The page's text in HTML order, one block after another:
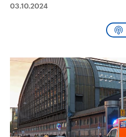
03.10.2024